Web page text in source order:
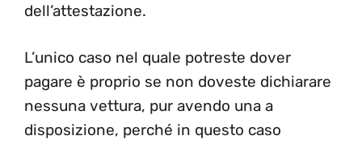
dell’attestazione.
L’unico caso nel quale potreste dover
pagare è proprio se non doveste dichiarare
nessuna vettura, pur avendo una a
disposizione, perché in questo caso